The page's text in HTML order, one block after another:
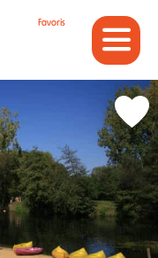
Favoris